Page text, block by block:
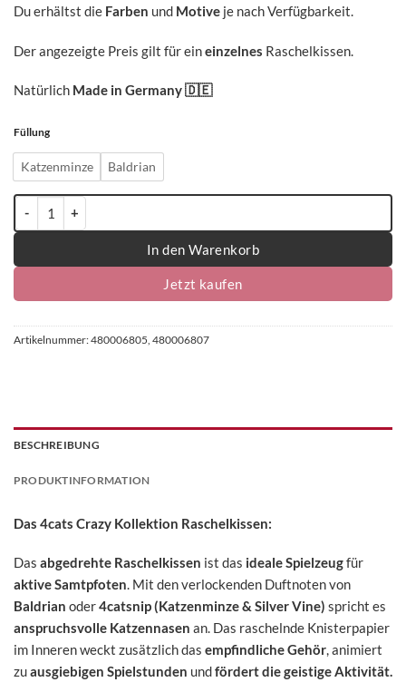
Du erhältst die Farben und Motive je nach Verfügbarkeit.
Der angezeigte Preis gilt für eineinzelnes Raschelkissen.
Natürlich Made in Germany🇩🇪
Füllung
Katzenminze Baldrian
In den Warenkorb
Jetzt kaufen
Artikelnummer:480006805, 480006807
BESCHREIBUNG
PRODUKTINFORMATION
Das 4cats Crazy Kollektion Raschelkissen:
Das abgedrehte Raschelkissen ist das ideale Spielzeugfür
aktive Samtpfoten. Mit den verlockenden Duftnoten von
Baldrian oder4catsnip (Katzenminze & Silver Vine) spricht es
anspruchsvolle Katzennasen an. Das raschelnde Knisterpapier
im Inneren weckt zusätzlich das empfindliche Gehör, animiert
zuausgiebigen Spielstunden undfördert die geistige Aktivität.